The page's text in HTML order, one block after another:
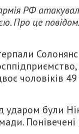
РФ
Про це
чоловіків 49
ударом були